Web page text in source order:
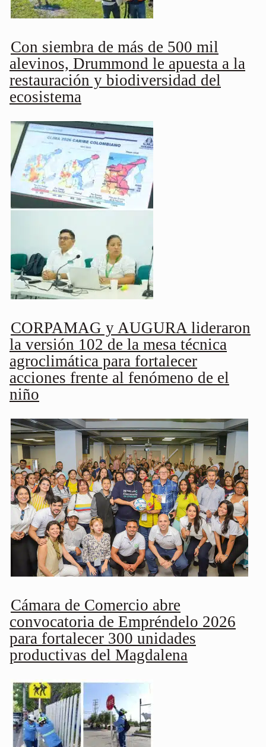
Con siembra de más de 500 mil
alevinos, Drummond le apuesta a la
restauración y biodiversidad del
ecosistema
CORPAMAG y AUGURA lideraron
la versión 102 de la mesa técnica
agroclimática para fortalecer
acciones frente al fenómeno de el
niño
Cámara de Comercio abre
convocatoria de Empréndelo 2026
para fortalecer 300 unidades
productivas del Magdalena